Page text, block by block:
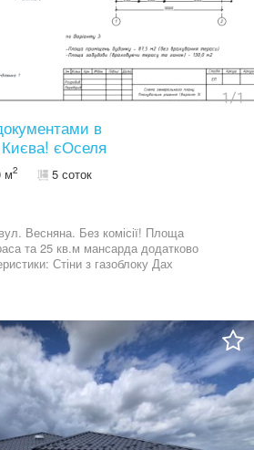
в
Києва! єОселя
м2 5 соток
Весняна. Без комісії! Площа
та 25 кв.м мансарда додатково
Стіни з газоблоку Дах
облаштована: паркан + бруківка,
Електрика — 17 кВт Свердловина
по 3 кільця Газ В будинку виконані
мокрих точок та опалення.
Будинок знаходиться лише за
до Києва. Поруч — школа, садочок,
Фора, Нова пошта та зупинка
До Києва 12 км по прямій головній
домовимось про зручнийчас для